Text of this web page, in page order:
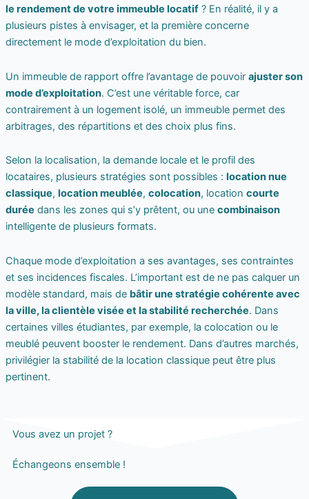
le rendement de votre immeuble locatif? En réalité, il y a
plusieurs pistes à envisager, et la première concerne
directement le mode d’exploitation du bien.
Un immeuble de rapport offre l’avantage de pouvoir ajuster son
mode d’exploitation. C’est une véritable force, car
contrairement à un logement isolé, un immeuble permet des
arbitrages, des répartitions et des choix plus fins.
Selon la localisation, la demande locale et le profil des
locataires, plusieurs stratégies sont possibles : location nue
classique, location meublée, colocation, location courte
durée dans les zones qui s’y prêtent, ou une combinaison
intelligente de plusieurs formats.
Chaque mode d’exploitation a ses avantages, ses contraintes
et ses incidences fiscales. L’important est de ne pas calquer un
modèle standard, mais de bâtir une stratégie cohérente avec
la ville, la clientèle visée et la stabilité recherchée. Dans
certaines villes étudiantes, par exemple, la colocation ou le
meublé peuvent booster le rendement. Dans d’autres marchés,
privilégier la stabilité de la location classique peut être plus
pertinent.
Vous avez un projet ?
Échangeons ensemble !